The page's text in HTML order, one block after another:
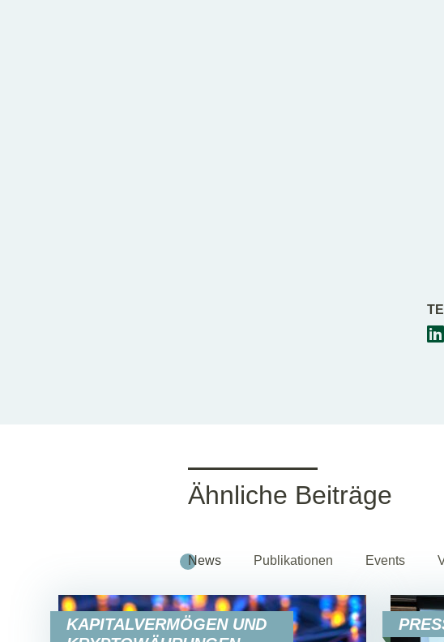
Ähnliche Beiträge
News Publikationen Events
KAPITALVERMÖGEN UND